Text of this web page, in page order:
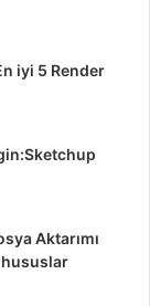
iyi 5 Render
Aktarımı
hususlar